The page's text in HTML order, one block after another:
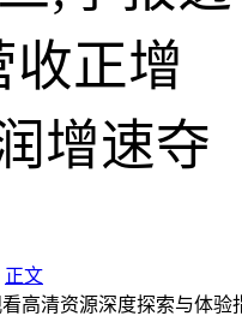
正文
高清资源深度探索与体验